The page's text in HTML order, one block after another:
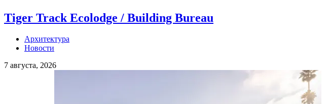
Tiger Track Ecolodge / Building Bureau
Архитектура
Новости
7 августа, 2026